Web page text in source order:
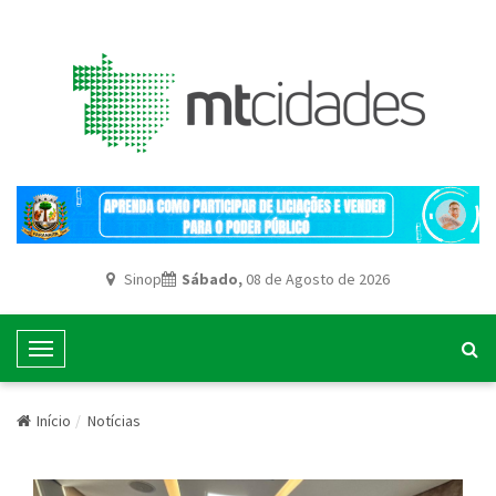
Sinop Sábado, 08 de Agosto de 2026
T
o
g
e
Início Notícias